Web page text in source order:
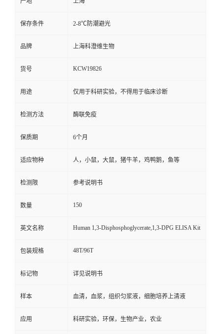
保存条件 2-8℃防潮避光
品牌 上海科澄维生物
货号 KCW19826
用途 仅用于科研实验，不得用于临床诊断
检测方法 酶联免疫
保质期 6个月
适应物种 人，小鼠，大鼠，猪牛羊，鸡鸭鹅，鱼等
检测限 参考说明书
数量 150
英文名称 Human 1,3-Disphosphoglycerate,1,3-DPG ELISA Kit
包装规格 48T/96T
标记物 详见说明书
样本 血清，血浆，组织匀浆液，细胞培养上清液
应用 科研实验，环保，生物产业，农业